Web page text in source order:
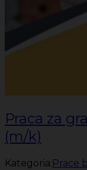
Praca za
(m/k)
Kategoria:Prace